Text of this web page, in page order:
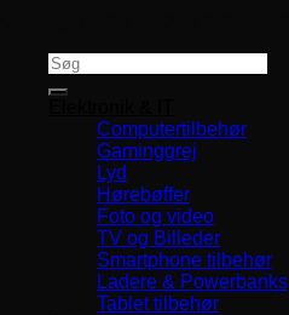
Søg
Computertilbehør
Gaminggrej
Lyd
Hørebøffer
Foto og video
TV og Billeder
Smartphone tilbehør
Ladere & Powerbanks
Tablet tilbehør